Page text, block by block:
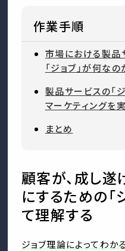
作業手順
市場における製品
「ジョブ」が何な
製品サービスの「
マーケティングを
まとめ
顧客が、成し
にするための「
て理解する
ジョブ理論によってわか